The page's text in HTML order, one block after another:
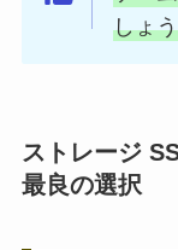
しょ
ストレージ
最良の選択